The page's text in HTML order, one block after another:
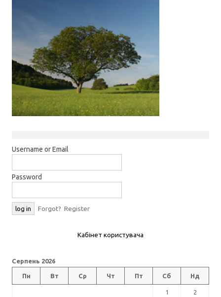
Username or Email
Password
Forgot? Register
Кабінет користувача
Серпень 2026
Пн Вт Ср Чт Пт Сб Нд
1 2